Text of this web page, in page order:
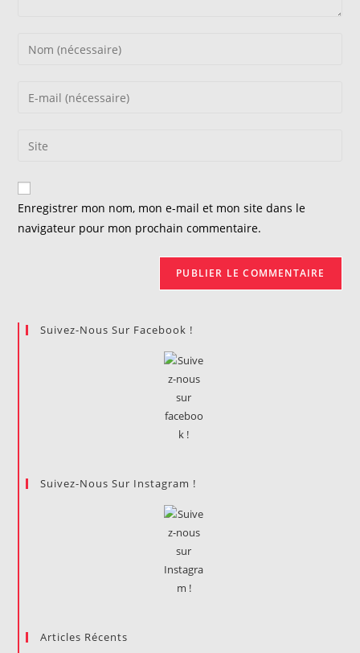
Enter
Enter
address
comment
Saisir
de
votre
(facultatif)
Enregistrer mon nom, mon e-mail et mon site dans le
navigateur pour mon prochain commentaire.
Suivez-Nous Sur Facebook !
Suivez-Nous Sur Instagram !
Articles Récents